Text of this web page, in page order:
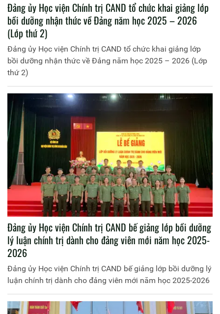
Đảng ủy Học viện Chính trị CAND tổ chức khai giảng lớp
bồi dưỡng nhận thức về Đảng năm học 2025 – 2026
(Lớp thứ 2)
Đảng ủy Học viện Chính trị CAND tổ chức khai giảng lớp
bồi dưỡng nhận thức về Đảng năm học 2025 – 2026 (Lớp
thứ 2)
Đảng ủy Học viện Chính trị CAND bế giảng lớp bồi dưỡng
lý luận chính trị dành cho đảng viên mới năm học 2025-
2026
Đảng ủy Học viện Chính trị CAND bế giảng lớp bồi dưỡng lý
luận chính trị dành cho đảng viên mới năm học 2025-2026